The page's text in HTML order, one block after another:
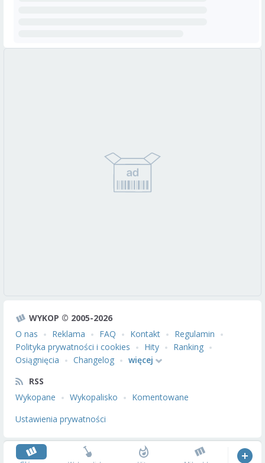
WYKOP © 2005-2026
O nas
Reklama FAQ Kontakt
Regulamin
Polityka prywatności i cookies
Hity
Ranking
Osiągnięcia
Changelog
więcej
RSS
Wykopane
Wykopalisko
Komentowane
Ustawienia prywatności